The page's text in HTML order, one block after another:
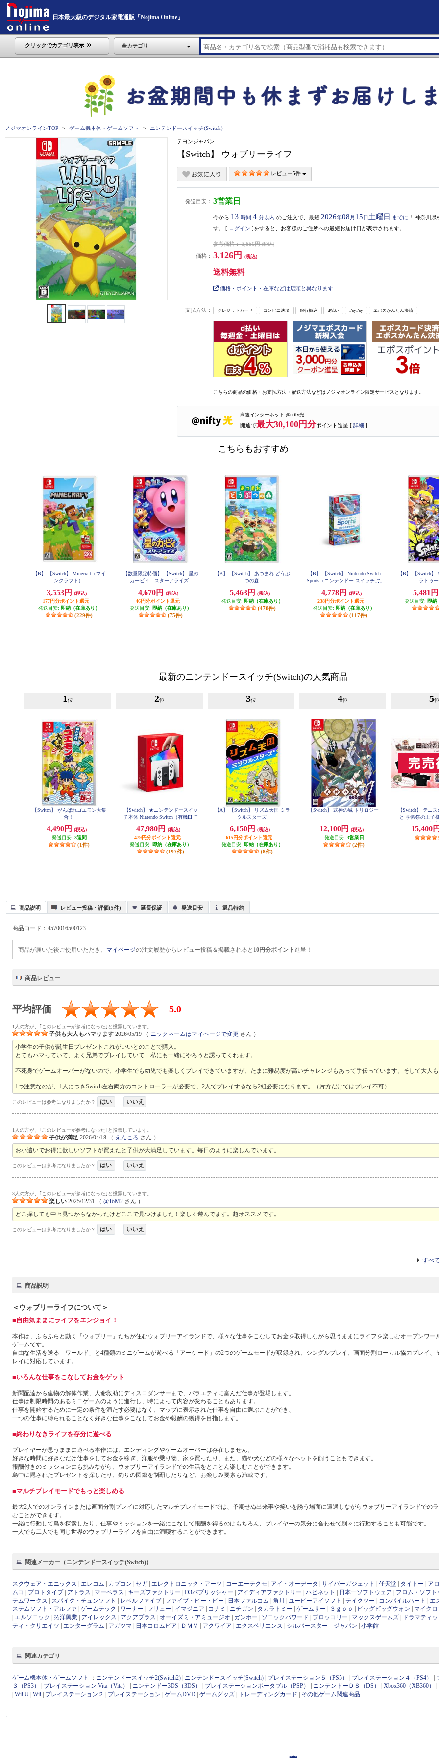
日本最大級のデジタル家電通販「Nojima Online」
クリックでカテゴリ表示 全カテゴリ
ノジマオンラインTOP ゲーム機本体・ゲームソフト ニンテンドースイッチ(Switch)
テヨンジャパン
【Switch】 ウォブリーライフ
レビュー5件
発送目安： 3営業日
今から 13 時間 4 分以内 のご注文で、最短 2026年08 月 15日 土曜日 までに 「 神奈川県
す。 [ ログイン ]をすると、お客様のご住所への最短お届け日が表示されます。
価格：
参考価格： 3,850円(税込)
3,126円 (税込)
送料無料
価格・ポイント・在庫などは店頭と異なります
支払方法： クレジットカード コンビニ決済 銀行振込 d払い PayPay エポスかんたん決済
こちらの商品の価格・お支払方法・配送方法などはノジマオンライン限定サービスとなります。
高速インターネット @nifty光
開通で最大30,100円分ポイント進呈 [ 詳細 ]
こちらもおすすめ
【B】 【Switch】 Minecraft（マイ
ンクラフト）
3,553円
(税込)
177円分ポイント還元
発送目安: 即納（在庫あり）
(229件)
【数量限定特価】 【Switch】 星の
カービィ スターアライズ
4,670円
(税込)
46円分ポイント還元
発送目安: 即納（在庫あり）
(75件)
【B】 【Switch】 あつまれ どうぶ
つの森
5,463円
(税込)
発送目安: 即納（在庫あり）
(470件)
【B】 【Switch】 Nintendo Switch
Sports（ニンテンドー スイッチ ス
4,778円
(税込)
238円分ポイント還元
発送目安: 即納（在庫あり）
(117件)
【B】 【Switch】
ラトゥー
5,481円
発送目安: 即納
最新のニンテンドースイッチ(Switch)の人気商品
1 位
【Switch】 がんばれゴエモン大集
合！
4,490円
(税込)
発送目安: 3週間
(1件)
2位
【Switch】 ★ニンテンドースイッ
チ本体 Nintendo Switch（有機ELモ
47,980円
(税込)
479円分ポイント還元
発送目安: 即納（在庫あり）
(197件)
3位
【A】 【Switch】 リズム天国 ミラ
クルスターズ
6,150円
(税込)
615円分ポイント還元
発送目安: 即納（在庫あり）
(8件)
4位
【Switch】 式神の城 トリロジー
12,100円
(税込)
発送目安: 3営業日
(2件)
5位
【Switch】 テニ
と 学園祭の王子様
らいエデ
15,400円
商品説明 レビュー投稿・評価(5件) 延長保証 発送目安 返品特約
商品コード：4570016500123
商品が届いた後ご使用いただき、 マイページの注文履歴からレビュー投稿＆掲載されると 10円分ポイント進呈！
商品レビュー
平均評価 5.0
1人の方が、｢このレビューが参考になった｣と投票しています。
子供も大人もハマります 2026/05/19 （ ニックネームはマイページで変更 さん ）
小学生の子供が誕生日プレゼントこれがいいとのことで購入。
とてもハマっていて、よく兄弟でプレイしていて、私にも一緒にやろうと誘ってくれます。
不死身でゲームオーバーがないので、小学生でも幼児でも楽しくプレイできていますが、たまに難易度が高いチャレンジもあって手伝っています。そして大人も
1つ注意なのが、1人につきSwitch左右両方のコントローラーが必要で、2人でプレイするなら2組必要になります。（片方だけではプレイ不可）
このレビューは参考になりましたか？ はい いいえ
1人の方が、｢このレビューが参考になった｣と投票しています。
子供が満足 2026/04/18 （ えんころ さん ）
お小遣いでお得に欲しいソフトが買えたと子供が大満足しています。毎日のように楽しんでいます。
このレビューは参考になりましたか？ はい いいえ
3人の方が、｢このレビューが参考になった｣と投票しています。
楽しい 2025/12/31 （@ToM2 さん ）
どこ探しても中々見つからなかったけどここで見つけました！楽しく遊んでます。超オススメです。
このレビューは参考になりましたか？ はい いいえ
すべ
商品説明
＜ウォブリーライフについて＞
■自由気ままにライフをエンジョイ！
本作は、ふらふらと動く「ウォブリー」たちが住むウォブリーアイランドで、様々な仕事をこなしてお金を取得しながら思うままにライフを楽しむオープンワー
ゲームです。
自由な生活を送る「ワールド」と4種類のミニゲームが遊べる「アーケード」の2つのゲームモードが収録され、シングルプレイ、画面分割ローカル協力プレイ、
レイに対応しています。
■いろんな仕事をこなしてお金をゲット
新聞配達から建物の解体作業、人命救助にディスコダンサーまで、バラエティに富んだ仕事が登場します。
仕事は制限時間のあるミニゲームのように進行し、時によって内容が変わることもあります。
仕事を開始するために一定の条件を満たす必要はなく、マップに表示された仕事を自由に選ぶことができ、
一つの仕事に縛られることなく好きな仕事をこなしてお金や報酬の獲得を目指します。
■終わりなきライフを存分に遊べる
プレイヤーが思うままに遊べる本作には、エンディングやゲームオーバーは存在しません。
好きな時間に好きなだけ仕事をしてお金を稼ぎ、洋服や乗り物、家を買ったり、また、猫や犬などの様々なペットを飼うこともできます。
報酬付きのミッションにも挑みながら、ウォブリーアイランドでの生活をとことん楽しむことができます。
島中に隠されたプレゼントを探したり、釣りの図鑑を制覇したりなど、お楽しみ要素も満載です。
■マルチプレイモードでもっと楽しめる
最大2人でのオンラインまたは画面分割プレイに対応したマルチプレイモードでは、予期せぬ出来事や笑いを誘う場面に遭遇しながらウォブリーアイランドでの
むことができます。
一緒に行動して島を探索したり、仕事やミッションを一緒にこなして報酬を得るのはもちろん、プレイヤーの気分に合わせて別々に行動することも可能です。
一人でも二人でも同じ世界のウォブリーライフを自由に満喫することができます。
関連メーカー（ニンテンドースイッチ(Switch)）
スクウェア・エニックス エレコム カプコン |セガ エレクトロニック・アーツ コーエーテクモ アイ・オーデータ |サイバーガジェット |任天堂 タイトー ア
ムコ
プロトタイプ| アトラス マーベラス キーズファクトリー |D3パブリッシャー アイディアファクトリー |ハピネット 日本一ソフトウェア フロム・ソフト
テムワークス
スパイク・チュンソフト レベルファイブ ファイブ・ピー・ビー 日本ファルコム |角川 |ユービーアイソフト テイクツー コンパイルハート エ
ステムソフト・アルファ |ゲームテック ワーナー フリュー イマジニア コナミ ニチガン タカラトミー |ゲームサー ３ｇｏｏ ビッグビッグウォン マイクロ
エルソニック |拓洋興業 アイレックス アクアプラス オーイズミ・アミュージオ ガンホー ソニックパワード ブロッコリー マックスゲームズ ドラマティ
ティ・クリエイツ
エンターグラム アガツマ 日本コロムビア ＤＭＭ アクワイア エクスペリエンス シルバースター ジャパン |小学館
関連カテゴリ
ゲーム機本体・ゲームソフト ： ニンテンドースイッチ2(Switch2) ニンテンドースイッチ(Switch) プレイステーション５（PS5） プレイステーション４（PS4）
３（PS3）
プレイステーション Vita（Vita） ニンテンドー3DS（3DS） プレイステーションポータブル（PSP） ニンテンドーＤＳ（DS） |Xbox360（XB360） |
|Wii U |Wii プレイステーション２ プレイステーション |ゲームDVD |ゲームグッズ トレーディングカード その他ゲーム関連商品